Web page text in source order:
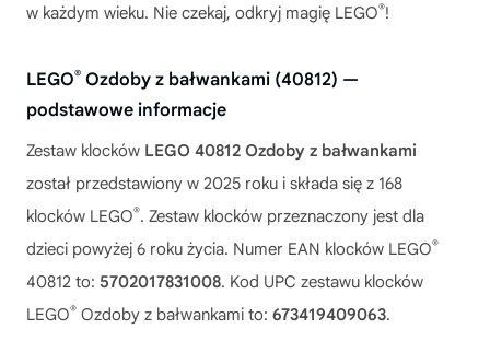
w każdym wieku. Nie czekaj, odkryj magię LEGO®!
LEGO® Ozdoby z bałwankami (40812) —
podstawowe informacje
Zestaw klocków LEGO 40812 Ozdoby z bałwankami
został przedstawiony w 2025 roku i składa się z 168
klocków LEGO®. Zestaw klocków przeznaczony jest dla
dzieci powyżej 6 roku życia. Numer EAN klocków LEGO®
40812 to: 5702017831008. Kod UPC zestawu klocków
LEGO® Ozdoby z bałwankami to: 673419409063.